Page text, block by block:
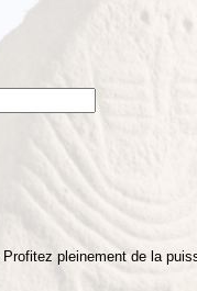
pleinement de la